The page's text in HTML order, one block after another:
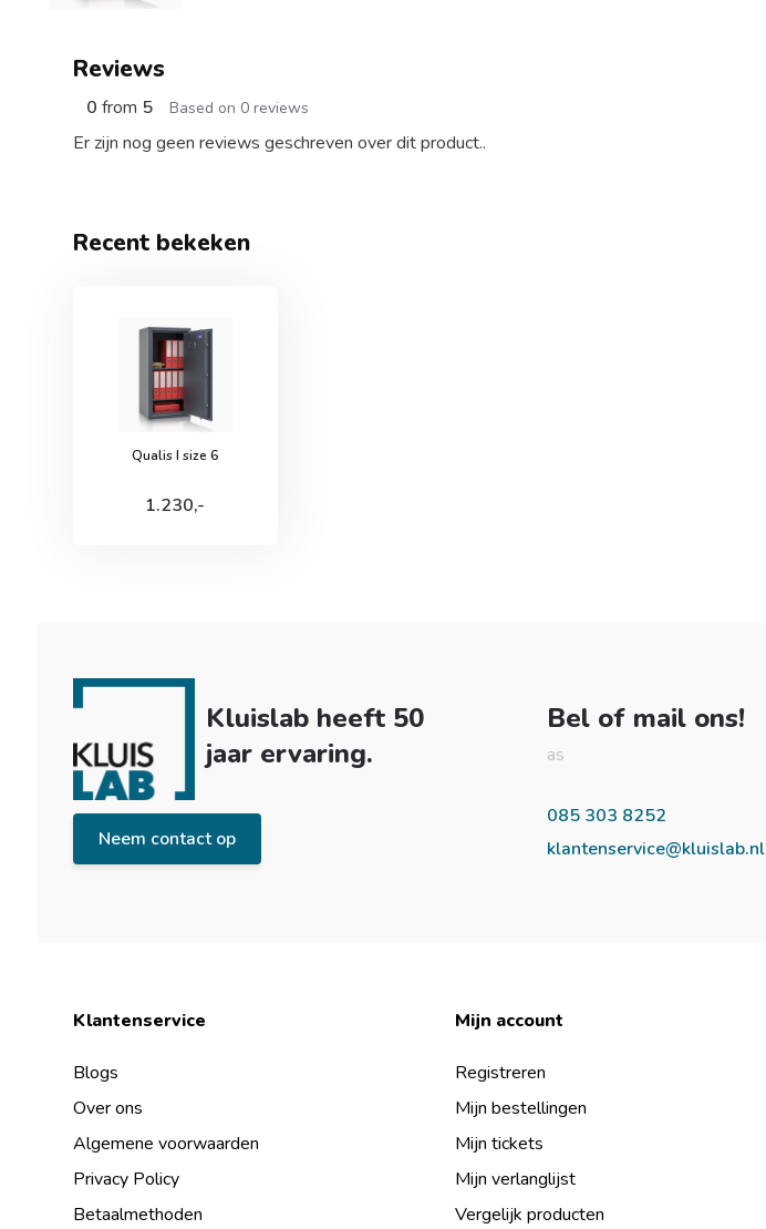
Reviews
0 from 5 Based on 0 reviews
Er zijn nog geen reviews geschreven over dit product..
Recent bekeken
Qualis I size 6
1.230,-
Kluislab heeft 50
jaar ervaring.
Neem contact op
Bel of mail ons!
as
085 303 8252
klantenservice@kluislab.nl
Klantenservice
Blogs
Over ons
Algemene voorwaarden
Privacy Policy
Betaalmethoden
Mijn account
Registreren
Mijn bestellingen
Mijn tickets
Mijn verlanglijst
Vergelijk producten